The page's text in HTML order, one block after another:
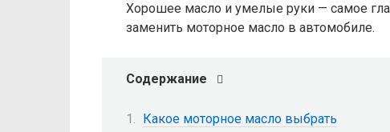
Хорошее масло и умелые руки — самое
заменить моторное масло в автомобиле.
Содержание
Какое моторное масло выбрать